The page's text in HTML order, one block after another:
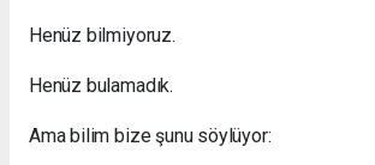
Henüz bilmiyoruz.
Henüz bulamadık.
Ama bilim bize şunu söylüyor: